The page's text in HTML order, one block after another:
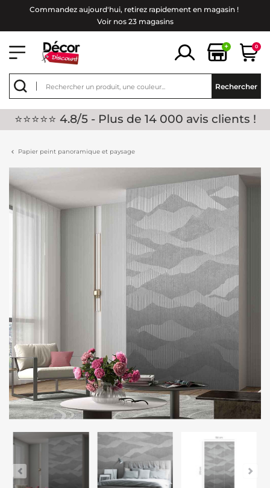
Commandez aujourd'hui, retirez rapidement en magasin !
Voir nos 23 magasins
+ 0
Rechercher
⭐⭐⭐⭐⭐ 4.8/5 - Plus de 14 000 avis clients !
Papier peint panoramique et paysage